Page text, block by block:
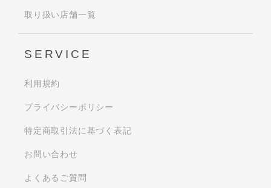
取り扱い店舗一覧
SERVICE
利用規約
プライバシーポリシー
特定商取引法に基づく表記
お問い合わせ
よくあるご質問